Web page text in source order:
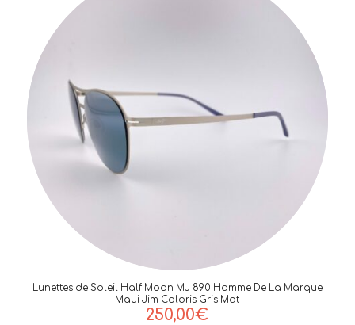
Lunettes de Soleil Half Moon MJ 890 Homme De La Marque
Maui Jim Coloris Gris Mat
250,00€